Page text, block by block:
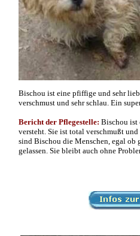
Bischou ist eine pfiffige und sehr
verschmust und sehr schlau. Ein
Bericht der Pflegestelle: Bischou ist
versteht. Sie ist total verschmußt
sind Bischou die Menschen, egal ob
gelassen. Sie bleibt auch ohne